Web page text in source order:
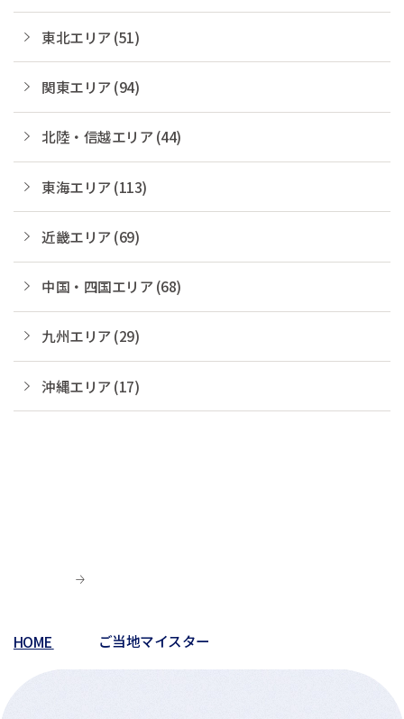
東北エリア (51)
関東エリア (94)
北陸・信越エリア (44)
東海エリア (113)
近畿エリア (69)
中国・四国エリア (68)
九州エリア (29)
沖縄エリア (17)
HOME ご当地マイスター